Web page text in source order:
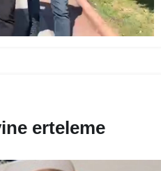
erteleme